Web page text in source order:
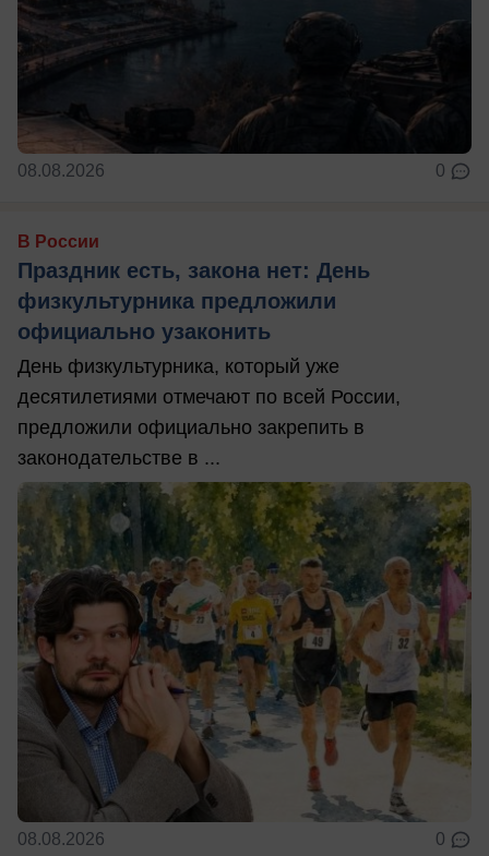
08.08.2026 0
В России
Праздник есть, закона нет: День
физкультурника предложили
официально узаконить
День физкультурника, который уже
десятилетиями отмечают по всей России,
предложили официально закрепить в
законодательстве в ...
08.08.2026 0